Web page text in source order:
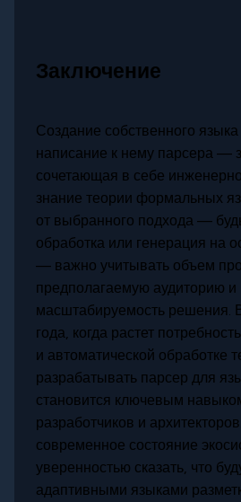
Заключение
Создание собственного языка
написание к нему парсера —
сочетающая в себе
знание теории формальных
от выбранного подхода —
обработка или генерация на
— важно учитывать объем
предполагаемую аудиторию и
масштабируемость решения.
года, когда растет
и автоматической обработке
разрабатывать парсер для
становится ключевым
разработчиков и
современное состояние
уверенностью сказать, что
адаптивными языками